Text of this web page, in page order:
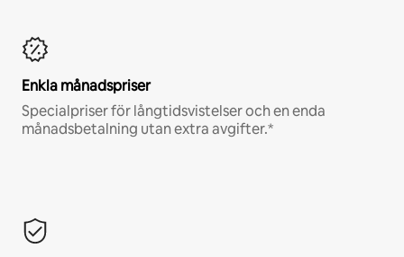
Enkla månadspriser
Specialpriser för långtidsvistelser och en enda
månadsbetalning utan extra avgifter.*